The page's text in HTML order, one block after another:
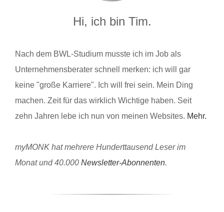
Hi, ich bin Tim.
Nach dem BWL-Studium musste ich im Job als
Unternehmensberater schnell merken: ich will gar
keine "große Karriere". Ich will frei sein. Mein Ding
machen. Zeit für das wirklich Wichtige haben. Seit
zehn Jahren lebe ich nun von meinen Websites. Mehr.
myMONK hat mehrere Hunderttausend Leser im
Monat und 40.000 Newsletter-Abonnenten.